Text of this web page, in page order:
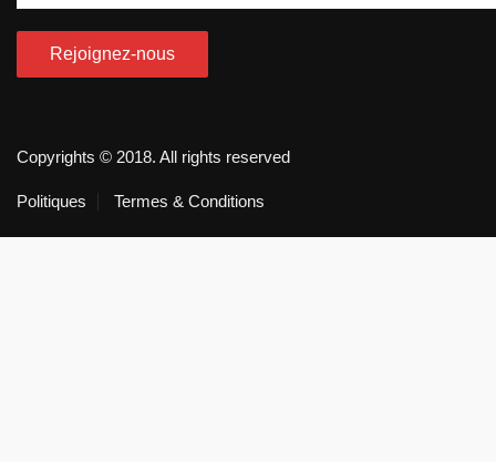
Copyrights © 2018. All rights reserved
Politiques Termes & Conditions